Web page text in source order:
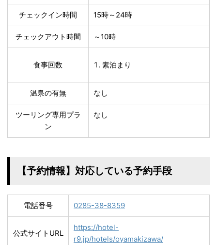
チェックイン時間 15時～24時
チェックアウト時間 ～10時
食事回数 素泊まり
温泉の有無 なし
ツーリング専用プラ
ン
なし
【予約情報】対応している予約手段
電話番号 0285-38-8359
公式サイトURL
https://hotel-
r9.jp/hotels/oyamakizawa/